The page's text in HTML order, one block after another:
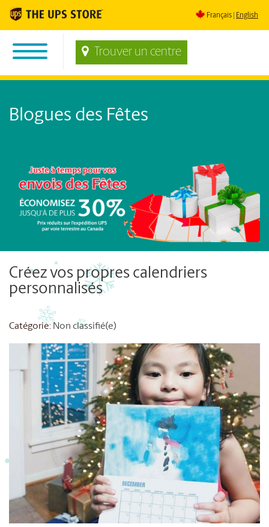
Français English
Trouver un centre
Blogues des Fêtes
Créez vos propres calendriers
personnalisés
Catégorie: Non classifié(e)